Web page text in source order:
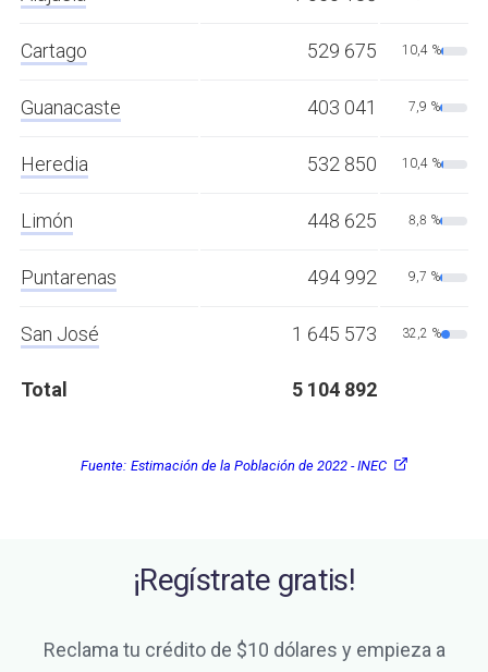
Cartago 529 675 10,4 %
Guanacaste 403 041 7,9 %
Heredia 532 850 10,4 %
Limón 448 625 8,8 %
Puntarenas 494 992 9,7 %
San José 1 645 573 32,2 %
Total 5 104 892
Fuente: Estimación de la Población de 2022 - INEC
¡Regístrate gratis!
Reclama tu crédito de $10 dólares y empieza a